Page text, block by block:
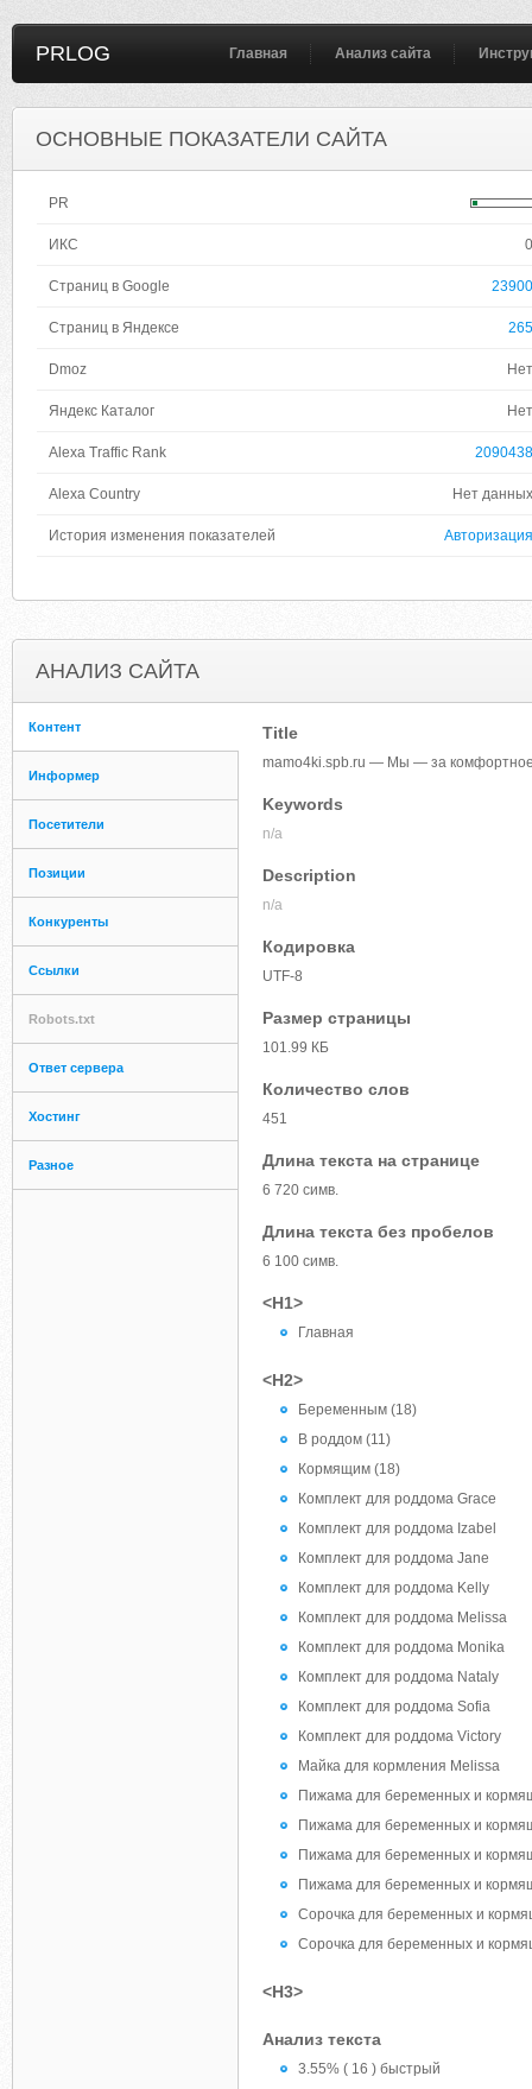
PRLOG Главная Анализ сайта
ОСНОВНЫЕ ПОКАЗАТЕЛИ САЙТА
PR
ИКС 0
Страниц в Google 23900
Страниц в Яндексе 265
Dmoz Нет
Яндекс Каталог Нет
Alexa Traffic Rank 2090438
Alexa Country Нет данных
История изменения показателей Авторизация
АНАЛИЗ САЙТА
Контент
Информер
Посетители
Позиции
Конкуренты
Ссылки
Robots.txt
Ответ сервера
Хостинг
Разное
Title
mamo4ki.spb.ru — Мы — за
Keywords
n/a
Description
n/a
Кодировка
UTF-8
Размер страницы
101.99 КБ
Количество слов
451
Длина текста на странице
6 720 симв.
Длина текста без пробелов
6 100 симв.
<H1>
Главная
<H2>
Беременным (18)
В роддом (11)
Кормящим (18)
Комплект для роддома Grace
Комплект для роддома Izabel
Комплект для роддома Jane
Комплект для роддома Kelly
Комплект для роддома Melissa
Комплект для роддома Monika
Комплект для роддома Nataly
Комплект для роддома Sofia
Комплект для роддома Victory
Майка для кормления Melissa
Пижама для беременных и
Пижама для беременных и
Пижама для беременных и
Пижама для беременных и
Сорочка для беременных и
Сорочка для беременных и
<H3>
Анализ текста
3.55% ( 16 ) быстрый